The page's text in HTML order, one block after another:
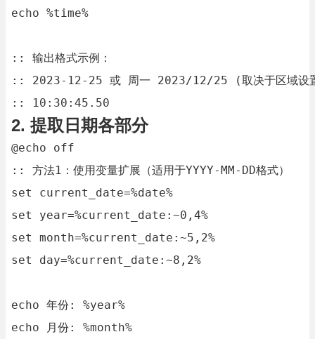
echo %time%
:: 输出格式示例：
:: 2023-12-25 或 周一 2023/12/25 (取决于区域设
:: 10:30:45.50
2. 提取日期各部分
@echo off
:: 方法1：使用变量扩展（适用于YYYY-MM-DD格式）
set current_date=%date%
set year=%current_date:~0,4%
set month=%current_date:~5,2%
set day=%current_date:~8,2%
echo 年份: %year%
echo 月份: %month%